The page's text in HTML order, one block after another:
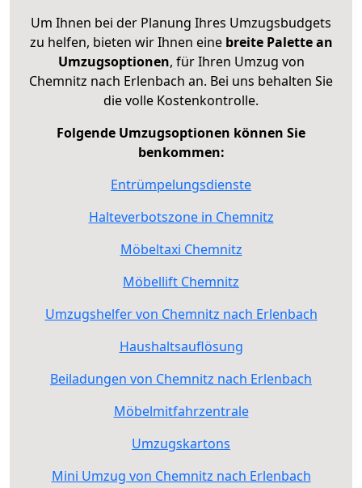
Um Ihnen bei der Planung Ihres Umzugsbudgets
zu helfen, bieten wir Ihnen eine breite Palette an
Umzugsoptionen, für Ihren Umzug von
Chemnitz nach Erlenbach an. Bei uns behalten Sie
die volle Kostenkontrolle.
Folgende Umzugsoptionen können Sie
benkommen:
Entrümpelungsdienste
Halteverbotszone in Chemnitz
Möbeltaxi Chemnitz
Möbellift Chemnitz
Umzugshelfer von Chemnitz nach Erlenbach
Haushaltsauflösung
Beiladungen von Chemnitz nach Erlenbach
Möbelmitfahrzentrale
Umzugskartons
Mini Umzug von Chemnitz nach Erlenbach